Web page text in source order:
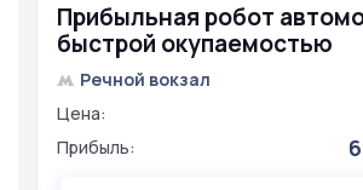
Прибыльная робот
быстрой окупаемостью
Речной вокзал
Цена:
Прибыль: